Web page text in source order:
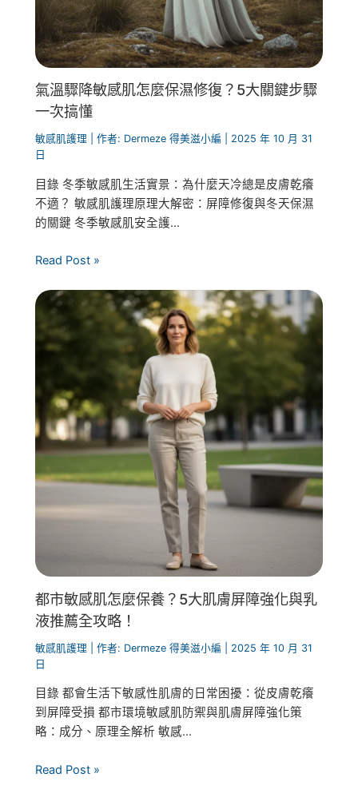
氣溫驟降敏感肌怎麼保濕修復？5大關鍵步驟
一次搞懂
敏感肌護理 | 作者: Dermeze 得美滋小編
2025 年 10 月 31
日
目錄 冬季敏感肌生活實景：為什麼天冷總是皮膚乾癢
不適？ 敏感肌護理原理大解密：屏障修復與冬天保濕
的關鍵 冬季敏感肌安全護...
Read Post »
都市敏感肌怎麼保養？5大肌膚屏障強化與乳
液推薦全攻略！
敏感肌護理 | 作者: Dermeze 得美滋小編
2025 年 10 月 31
日
目錄 都會生活下敏感性肌膚的日常困擾：從皮膚乾癢
到屏障受損 都市環境敏感肌防禦與肌膚屏障強化策
略：成分、原理全解析 敏感...
Read Post »